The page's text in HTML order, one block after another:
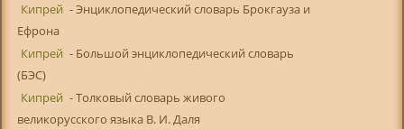
Кипрей - Энциклопедический словарь Брокгауза и
Ефрона
Кипрей - Большой энциклопедический словарь
(БЭС)
Кипрей - Толковый словарь живого
великорусского языка В. И. Даля